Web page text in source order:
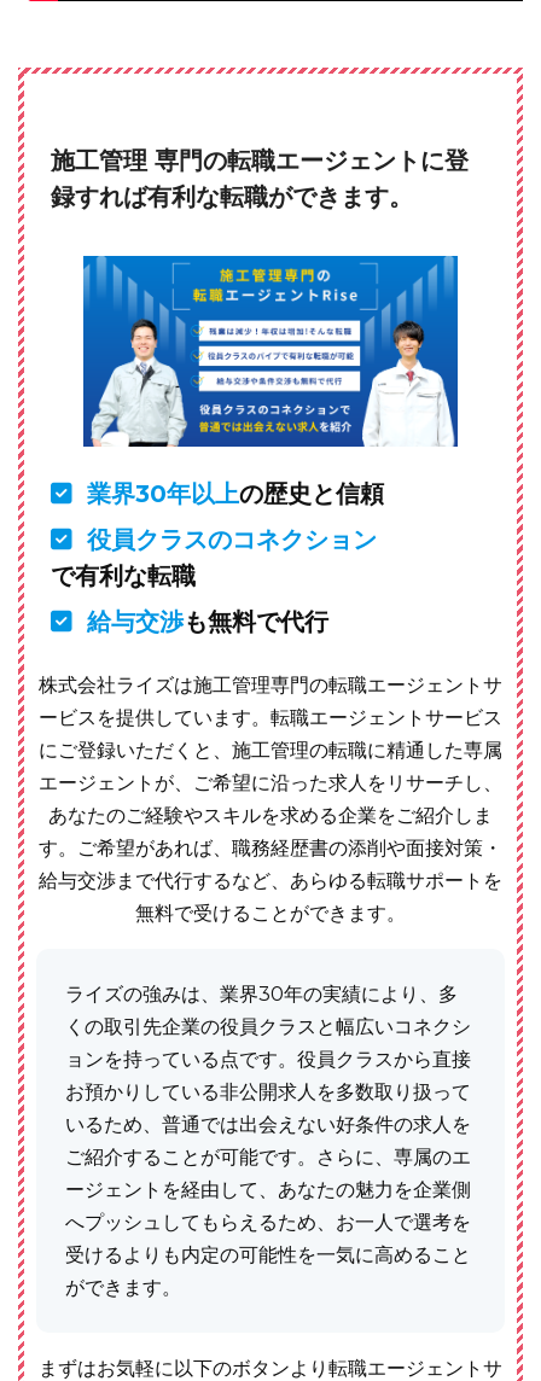
施工管理 専門の転職エージェントに登
録すれば有利な転職ができます。
業界30年以上の歴史と信頼
役員クラスのコネクション
で有利な転職
給与交渉も無料で代行
株式会社ライズは施工管理専門の転職エージェントサ
ービスを提供しています。転職エージェントサービス
にご登録いただくと、施工管理の転職に精通した専属
エージェントが、ご希望に沿った求人をリサーチし、
あなたのご経験やスキルを求める企業をご紹介しま
す。ご希望があれば、職務経歴書の添削や面接対策・
給与交渉まで代行するなど、あらゆる転職サポートを
無料で受けることができます。
ライズの強みは、業界30年の実績により、多
くの取引先企業の役員クラスと幅広いコネクシ
ョンを持っている点です。役員クラスから直接
お預かりしている非公開求人を多数取り扱って
いるため、普通では出会えない好条件の求人を
ご紹介することが可能です。さらに、専属のエ
ージェントを経由して、あなたの魅力を企業側
へプッシュしてもらえるため、お一人で選考を
受けるよりも内定の可能性を一気に高めること
ができます。
まずはお気軽に以下のボタンより転職エージェントサ